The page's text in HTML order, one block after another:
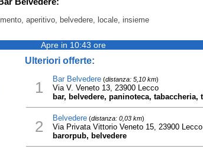
aperitivo, belvedere, locale, insieme
Apre in 10:43 ore
Ulteriori offerte:
1 Bar Belvedere(distanza: 5,10 km)
Via V. Veneto 13, 23900 Lecco
bar, belvedere, paninoteca, tabaccheria,
2 Belvedere(distanza: 0,03 km)
Via Privata Vittorio Veneto 15, 23900 Lecco
barorpub, belvedere